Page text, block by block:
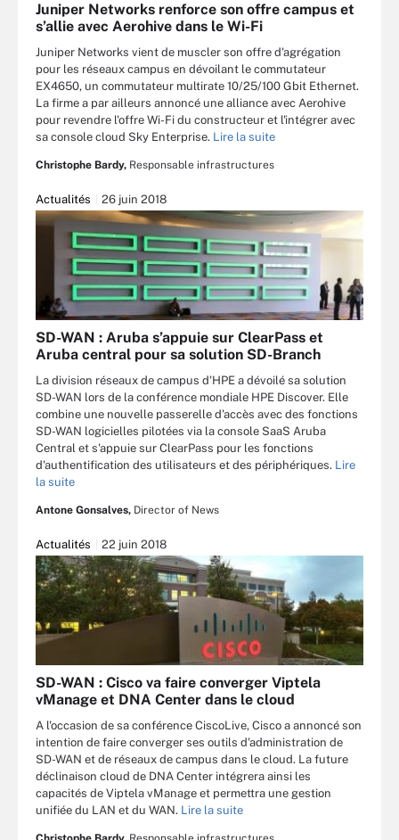
Juniper Networks renforce son offre campus et
s’allie avec Aerohive dans le Wi-Fi
Juniper Networks vient de muscler son offre d'agrégation
pour les réseaux campus en dévoilant le commutateur
EX4650, un commutateur multirate 10/25/100 Gbit Ethernet.
La firme a par ailleurs annoncé une alliance avec Aerohive
pour revendre l'offre Wi-Fi du constructeur et l'intégrer avec
sa console cloud Sky Enterprise. Lire la suite
Christophe Bardy, Responsable infrastructures
Actualités 26 juin 2018
SD-WAN : Aruba s’appuie sur ClearPass et
Aruba central pour sa solution SD-Branch
La division réseaux de campus d'HPE a dévoilé sa solution
SD-WAN lors de la conférence mondiale HPE Discover. Elle
combine une nouvelle passerelle d'accès avec des fonctions
SD-WAN logicielles pilotées via la console SaaS Aruba
Central et s'appuie sur ClearPass pour les fonctions
d'authentification des utilisateurs et des périphériques. Lire
la suite
Antone Gonsalves, Director of News
Actualités 22 juin 2018
SD-WAN : Cisco va faire converger Viptela
vManage et DNA Center dans le cloud
A l'occasion de sa conférence CiscoLive, Cisco a annoncé son
intention de faire converger ses outils d'administration de
SD-WAN et de réseaux de campus dans le cloud. La future
déclinaison cloud de DNA Center intégrera ainsi les
capacités de Viptela vManage et permettra une gestion
unifiée du LAN et du WAN. Lire la suite